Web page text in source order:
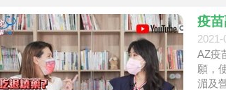
疫
2021-
AZ疫
願，
湄及